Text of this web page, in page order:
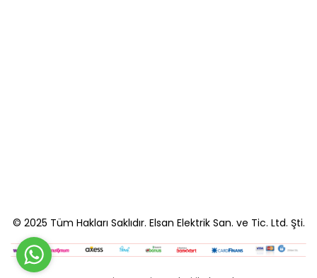
© 2025 Tüm Hakları Saklıdır. Elsan Elektrik San. ve Tic. Ltd. Şti.